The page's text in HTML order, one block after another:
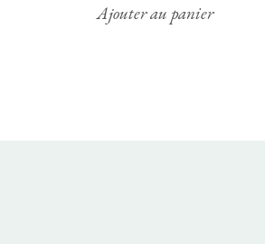
Ajouter au panier